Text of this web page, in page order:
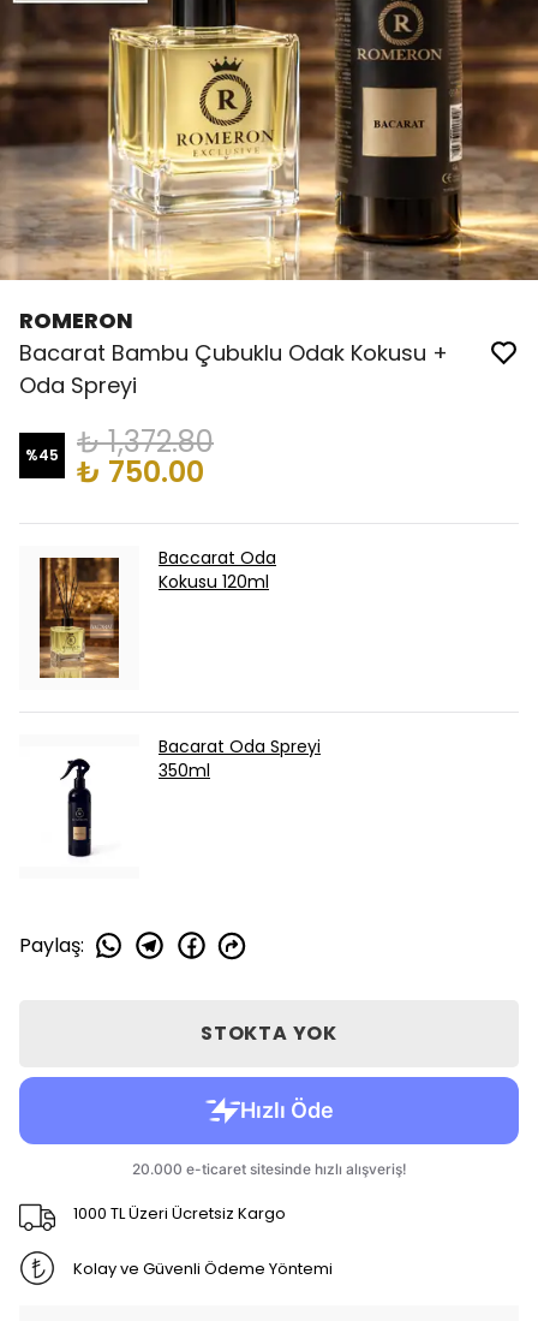
ROMERON
Bacarat Bambu Çubuklu Odak Kokusu +
Oda Spreyi
%45 ₺ 1,372.80
₺ 750.00
Baccarat Oda
Kokusu 120ml
Bacarat Oda Spreyi
350ml
Paylaş:
STOKTA YOK
1000 TL Üzeri Ücretsiz Kargo
Kolay ve Güvenli Ödeme Yöntemi